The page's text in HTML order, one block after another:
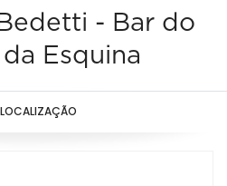
- Bar do
Esquina
LOCALIZAÇÃO